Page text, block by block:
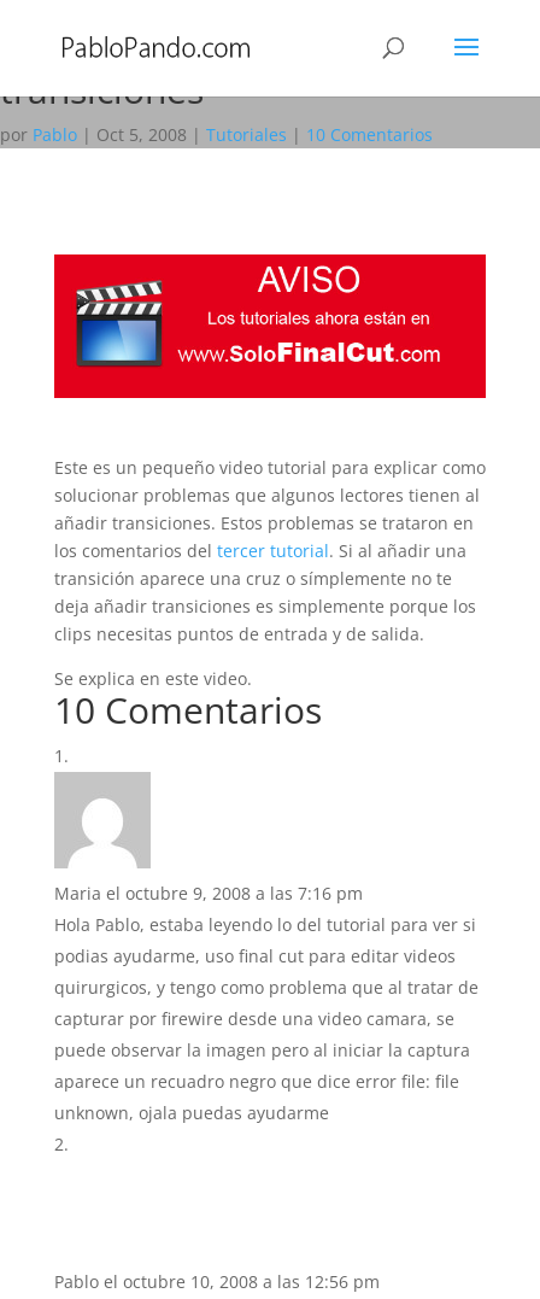
parte – Problema con
transiciones
por Pablo | Oct 5, 2008 | Tutoriales | 10 Comentarios
Este es un pequeño video tutorial para explicar como
solucionar problemas que algunos lectores tienen al
añadir transiciones. Estos problemas se trataron en
los comentarios del tercer tutorial. Si al añadir una
transición aparece una cruz o símplemente no te
deja añadir transiciones es simplemente porque los
clips necesitas puntos de entrada y de salida.
Se explica en este video.
10 Comentarios
Maria el octubre 9, 2008 a las 7:16 pm
Hola Pablo, estaba leyendo lo del tutorial para ver si
podias ayudarme, uso final cut para editar videos
quirurgicos, y tengo como problema que al tratar de
capturar por firewire desde una video camara, se
puede observar la imagen pero al iniciar la captura
aparece un recuadro negro que dice error file: file
unknown, ojala puedas ayudarme
Pablo el octubre 10, 2008 a las 12:56 pm